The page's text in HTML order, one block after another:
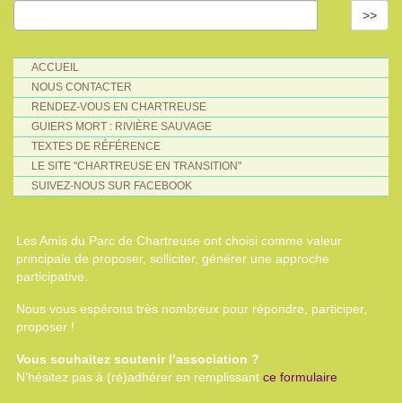
>>
ACCUEIL
NOUS CONTACTER
RENDEZ-VOUS EN CHARTREUSE
GUIERS MORT : RIVIÈRE SAUVAGE
TEXTES DE RÉFÉRENCE
LE SITE "CHARTREUSE EN TRANSITION"
SUIVEZ-NOUS SUR FACEBOOK
Les Amis du Parc de Chartreuse ont choisi comme valeur
principale de proposer, solliciter, générer une approche
participative.
Nous vous espérons très nombreux pour répondre, participer,
proposer !
Vous souhaitez soutenir l’association ?
N’hésitez pas à (ré)adhérer en remplissant ce formulaire